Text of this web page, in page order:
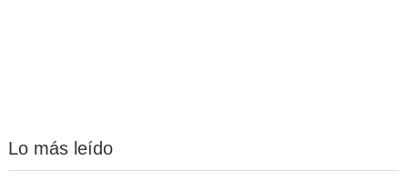
Lo más leído